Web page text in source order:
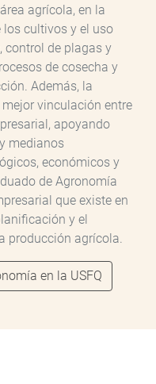
agrícola, en la
cultivos y el uso
control de plagas y
de cosecha y
Además, la
vinculación entre
apoyando
medianos
económicos y
de Agronomía
que existe en
y el
producción agrícola.
en la USFQ